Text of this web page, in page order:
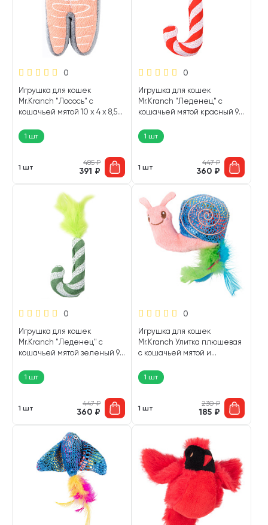
0
Игрушка для кошек
Mr.Kranch "Лосось" с
кошачьей мятой 10 х 4 х 8,5
1 шт
1 шт
485₽
391 ₽
0
Игрушка для кошек
Mr.Kranch "Леденец" с
кошачьей мятой красный 9 х
1 шт
1 шт
447₽
360 ₽
0
Игрушка для кошек
Mr.Kranch "Леденец" с
кошачьей мятой зеленый 9
1 шт
1 шт
447₽
360 ₽
0
Игрушка для кошек
Mr.Kranch Улитка плюшевая
с кошачьей мятой и
шт)1 шт
1 шт
230₽
185 ₽